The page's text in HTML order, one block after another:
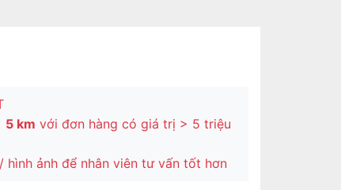
5 km với đơn hàng có giá trị > 5 triệu
hình ảnh để nhân viên tư vấn tốt hơn